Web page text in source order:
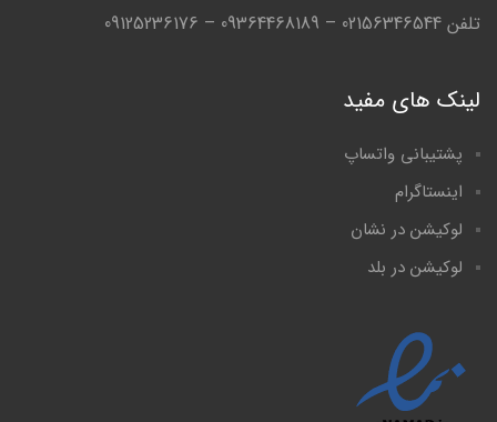
تلفن 02156346544 – 09364468189 – 09125236176
لینک های مفید
پشتیبانی واتساپ
اینستاگرام
لوکیشن در نشان
لوکیشن در بلد